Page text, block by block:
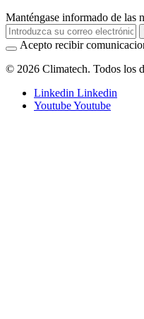
Manténgase informado de las
Acepto recibir
© 2026 Climatech. Todos los
Linkedin Linkedin
YoutubeYoutube